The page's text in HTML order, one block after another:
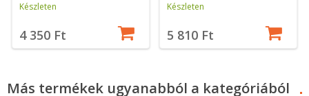
Készleten
4 350 Ft
Készleten
5 810 Ft
Más termékek ugyanabból a kategóriából